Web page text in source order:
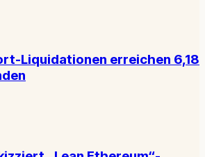
Liquidationen erreichen 6,18